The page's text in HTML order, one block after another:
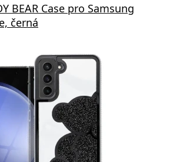
BEAR Case pro Samsung
černá